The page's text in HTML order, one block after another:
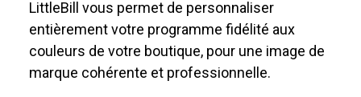
LittleBill vous permet de personnaliser
entièrement votre programme fidélité aux
couleurs de votre boutique, pour une image de
marque cohérente et professionnelle.